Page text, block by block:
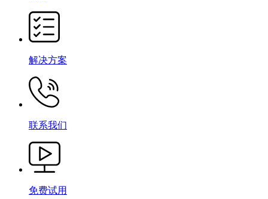
解决方案
联系我们
免费试用